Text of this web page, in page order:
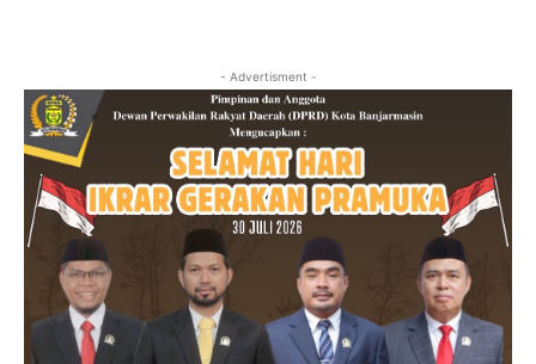
- Advertisment -